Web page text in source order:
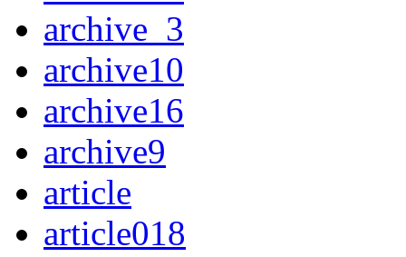
archive_3
archive10
archive16
archive9
article
article018